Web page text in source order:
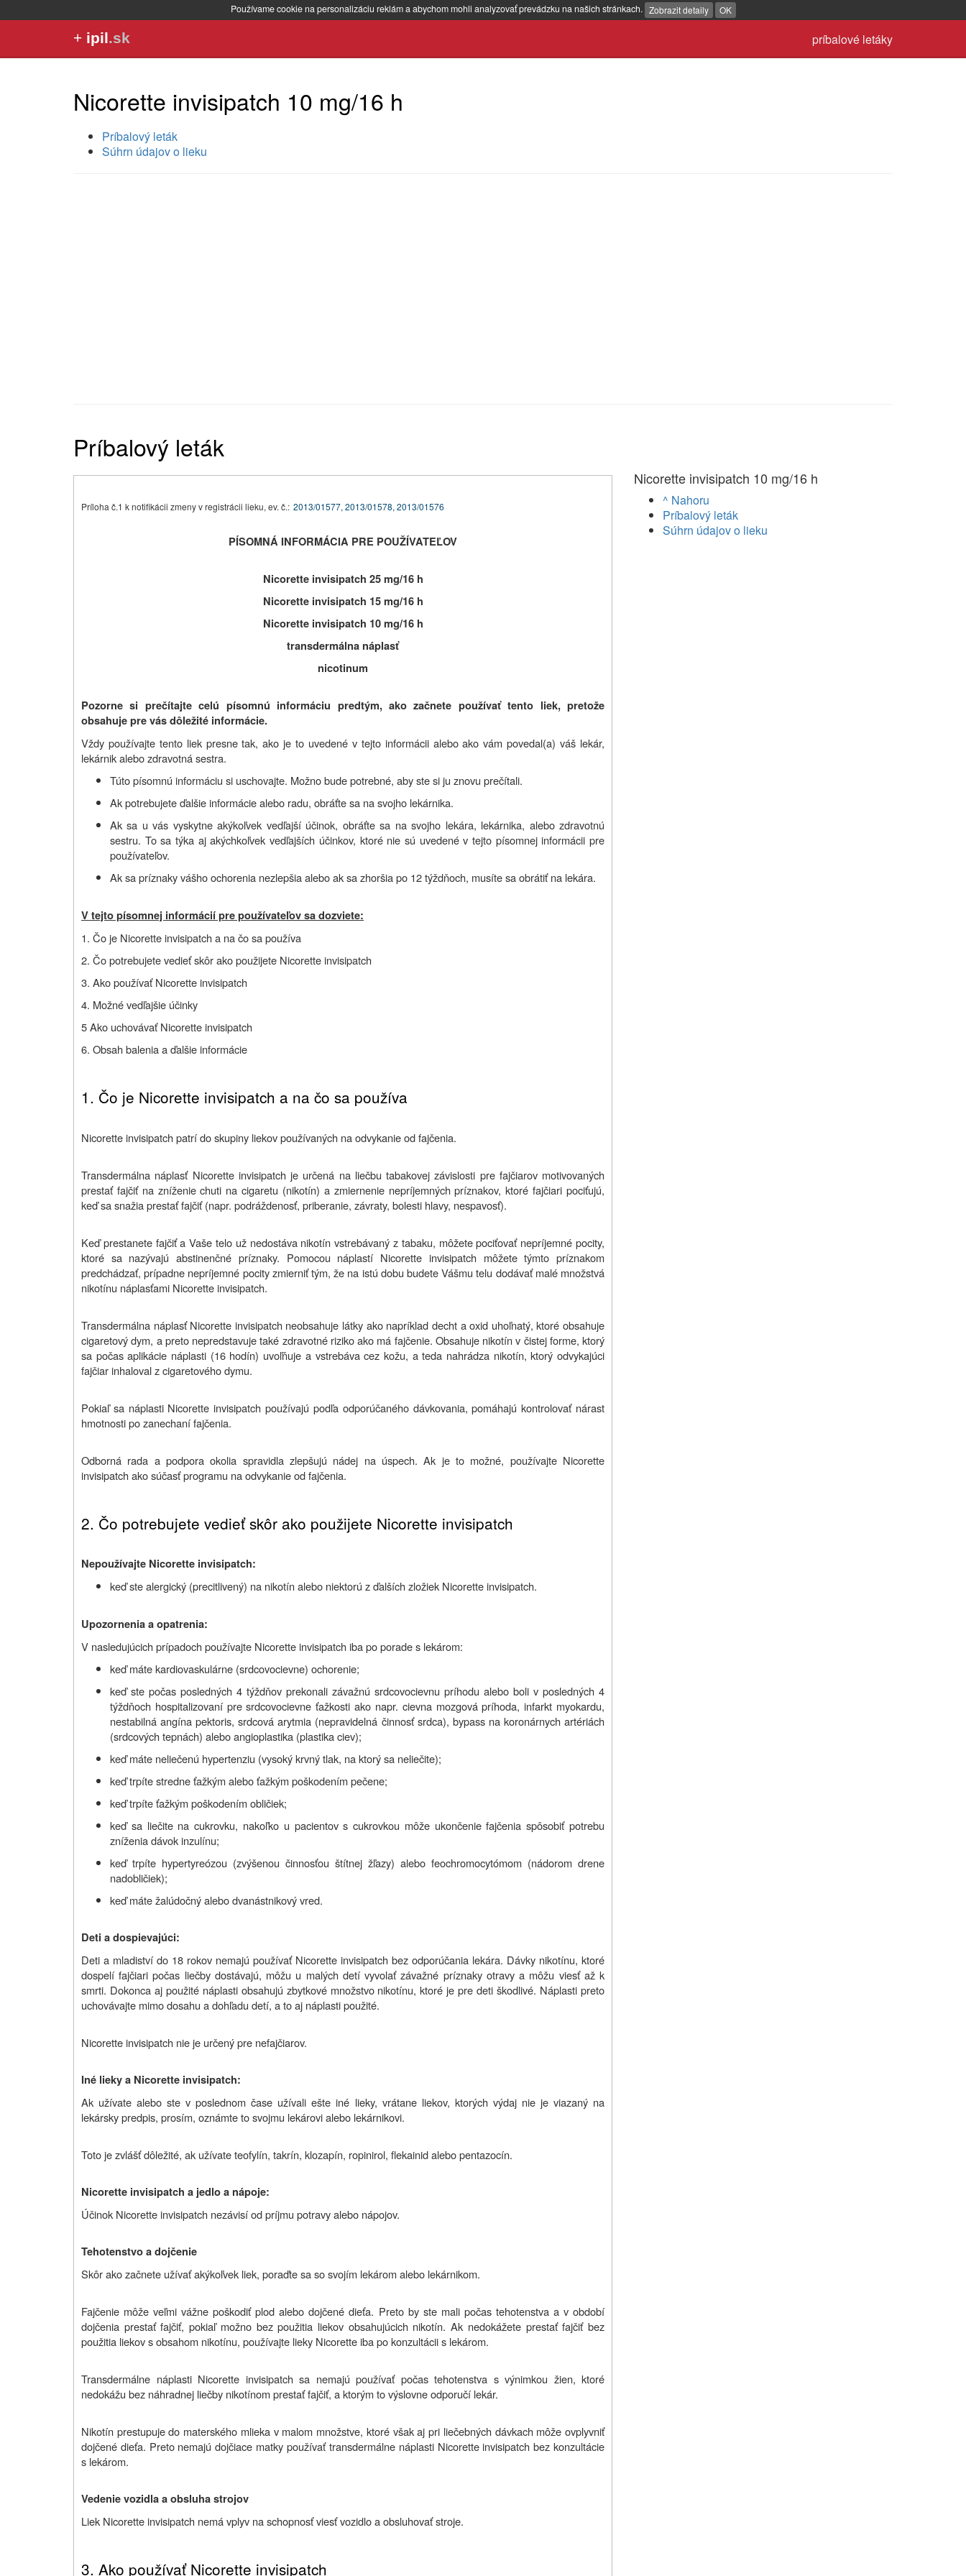
Používame cookie na personalizáciu reklám a abychom mohli analyzovať prevádzku na našich stránkach. Zobrazit detaily OK
príbalové letáky
+ ipil.sk
Nicorette invisipatch 10 mg/16 h
Príbalový leták
Súhrn údajov o lieku
Príbalový leták
Príloha č.1 k notifikácii zmeny v registrácii lieku, ev. č.: 2013/01577, 2013/01578, 2013/01576
PÍSOMNÁ INFORMÁCIA PRE POUŽÍVATEĽOV
Nicorette invisipatch 25 mg/16 h
Nicorette invisipatch 15 mg/16 h
Nicorette invisipatch 10 mg/16 h
transdermálna náplasť
nicotinum
Pozorne si prečítajte celú písomnú informáciu predtým, ako začnete používať tento liek, pretože
obsahuje pre vás dôležité informácie.
Vždy používajte tento liek presne tak, ako je to uvedené v tejto informácii alebo ako vám povedal(a) váš lekár,
lekárnik alebo zdravotná sestra.
Túto písomnú informáciu si uschovajte. Možno bude potrebné, aby ste si ju znovu prečítali.
Ak potrebujete ďalšie informácie alebo radu, obráťte sa na svojho lekárnika.
Ak sa u vás vyskytne akýkoľvek vedľajší účinok, obráťte sa na svojho lekára, lekárnika, alebo zdravotnú
sestru. To sa týka aj akýchkoľvek vedľajších účinkov, ktoré nie sú uvedené v tejto písomnej informácii pre
používateľov.
Ak sa príznaky vášho ochorenia nezlepšia alebo ak sa zhoršia po 12 týždňoch, musíte sa obrátiť na lekára.
V tejto písomnej informácií pre používateľov sa dozviete:
1. Čo je Nicorette invisipatch a na čo sa používa
2. Čo potrebujete vedieť skôr ako použijete Nicorette invisipatch
3. Ako používať Nicorette invisipatch
4. Možné vedľajšie účinky
5 Ako uchovávať Nicorette invisipatch
6. Obsah balenia a ďalšie informácie
1. Čo je Nicorette invisipatch a na čo sa používa
Nicorette invisipatch patrí do skupiny liekov používaných na odvykanie od fajčenia.
Transdermálna náplasť Nicorette invisipatch je určená na liečbu tabakovej závislosti pre fajčiarov motivovaných
prestať fajčiť na zníženie chuti na cigaretu (nikotín) a zmiernenie nepríjemných príznakov, ktoré fajčiari pociťujú,
keď sa snažia prestať fajčiť (napr. podráždenosť, priberanie, závraty, bolesti hlavy, nespavosť).
Keď prestanete fajčiť a Vaše telo už nedostáva nikotín vstrebávaný z tabaku, môžete pociťovať nepríjemné pocity,
ktoré sa nazývajú abstinenčné príznaky. Pomocou náplastí Nicorette invisipatch môžete týmto príznakom
predchádzať, prípadne nepríjemné pocity zmierniť tým, že na istú dobu budete Vášmu telu dodávať malé množstvá
nikotínu náplasťami Nicorette invisipatch.
Transdermálna náplasť Nicorette invisipatch neobsahuje látky ako napríklad decht a oxid uhoľnatý, ktoré obsahuje
cigaretový dym, a preto nepredstavuje také zdravotné riziko ako má fajčenie. Obsahuje nikotín v čistej forme, ktorý
sa počas aplikácie náplasti (16 hodín) uvoľňuje a vstrebáva cez kožu, a teda nahrádza nikotín, ktorý odvykajúci
fajčiar inhaloval z cigaretového dymu.
Pokiaľ sa náplasti Nicorette invisipatch používajú podľa odporúčaného dávkovania, pomáhajú kontrolovať nárast
hmotnosti po zanechaní fajčenia.
Odborná rada a podpora okolia spravidla zlepšujú nádej na úspech. Ak je to možné, používajte Nicorette
invisipatch ako súčasť programu na odvykanie od fajčenia.
2. Čo potrebujete vedieť skôr ako použijete Nicorette invisipatch
Nepoužívajte Nicorette invisipatch:
keď ste alergický (precitlivený) na nikotín alebo niektorú z ďalších zložiek Nicorette invisipatch.
Upozornenia a opatrenia:
V nasledujúcich prípadoch používajte Nicorette invisipatch iba po porade s lekárom:
keď máte kardiovaskulárne (srdcovocievne) ochorenie;
keď ste počas posledných 4 týždňov prekonali závažnú srdcovocievnu príhodu alebo boli v posledných 4
týždňoch hospitalizovaní pre srdcovocievne ťažkosti ako napr. cievna mozgová príhoda, infarkt myokardu,
nestabilná angína pektoris, srdcová arytmia (nepravidelná činnosť srdca), bypass na koronárnych artériách
(srdcových tepnách) alebo angioplastika (plastika ciev);
keď máte neliečenú hypertenziu (vysoký krvný tlak, na ktorý sa neliečite);
keď trpíte stredne ťažkým alebo ťažkým poškodením pečene;
keď trpíte ťažkým poškodením obličiek;
keď sa liečite na cukrovku, nakoľko u pacientov s cukrovkou môže ukončenie fajčenia spôsobiť potrebu
zníženia dávok inzulínu;
keď trpíte hypertyreózou (zvýšenou činnosťou štítnej žľazy) alebo feochromocytómom (nádorom drene
nadobličiek);
keď máte žalúdočný alebo dvanástnikový vred.
Deti a dospievajúci:
Deti a mladiství do 18 rokov nemajú používať Nicorette invisipatch bez odporúčania lekára. Dávky nikotínu, ktoré
dospelí fajčiari počas liečby dostávajú, môžu u malých detí vyvolať závažné príznaky otravy a môžu viesť až k
smrti. Dokonca aj použité náplasti obsahujú zbytkové množstvo nikotínu, ktoré je pre deti škodlivé. Náplasti preto
uchovávajte mimo dosahu a dohľadu detí, a to aj náplasti použité.
Nicorette invisipatch nie je určený pre nefajčiarov.
Iné lieky a Nicorette invisipatch:
Ak užívate alebo ste v poslednom čase užívali ešte iné lieky, vrátane liekov, ktorých výdaj nie je viazaný na
lekársky predpis, prosím, oznámte to svojmu lekárovi alebo lekárnikovi.
Toto je zvlášť dôležité, ak užívate teofylín, takrín, klozapín, ropinirol, flekainid alebo pentazocín.
Nicorette invisipatch a jedlo a nápoje:
Účinok Nicorette invisipatch nezávisí od príjmu potravy alebo nápojov.
Tehotenstvo a dojčenie
Skôr ako začnete užívať akýkoľvek liek, poraďte sa so svojím lekárom alebo lekárnikom.
Fajčenie môže veľmi vážne poškodiť plod alebo dojčené dieťa. Preto by ste mali počas tehotenstva a v období
dojčenia prestať fajčiť, pokiaľ možno bez použitia liekov obsahujúcich nikotín. Ak nedokážete prestať fajčiť bez
použitia liekov s obsahom nikotínu, používajte lieky Nicorette iba po konzultácii s lekárom.
Transdermálne náplasti Nicorette invisipatch sa nemajú používať počas tehotenstva s výnimkou žien, ktoré
nedokážu bez náhradnej liečby nikotínom prestať fajčiť, a ktorým to výslovne odporučí lekár.
Nikotín prestupuje do materského mlieka v malom množstve, ktoré však aj pri liečebných dávkach môže ovplyvniť
dojčené dieťa. Preto nemajú dojčiace matky používať transdermálne náplasti Nicorette invisipatch bez konzultácie
s lekárom.
Vedenie vozidla a obsluha strojov
Liek Nicorette invisipatch nemá vplyv na schopnosť viesť vozidlo a obsluhovať stroje.
3. Ako používať Nicorette invisipatch
Nicorette invisipatch 10 mg/16 h
^ Nahoru
Príbalový leták
Súhrn údajov o lieku